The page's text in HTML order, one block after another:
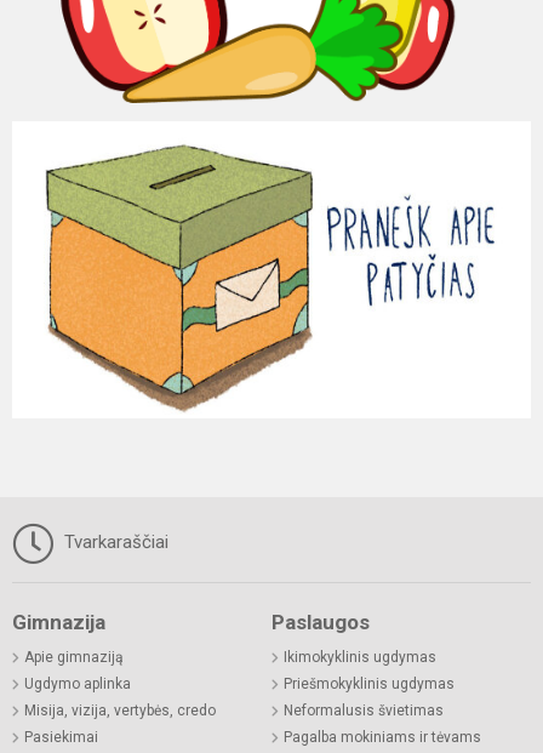
Tvarkaraščiai
Gimnazija
Apie gimnaziją
Ugdymo aplinka
Misija, vizija, vertybės, credo
Pasiekimai
Paslaugos
Ikimokyklinis ugdymas
Priešmokyklinis ugdymas
Neformalusis švietimas
Pagalba mokiniams ir tėvams